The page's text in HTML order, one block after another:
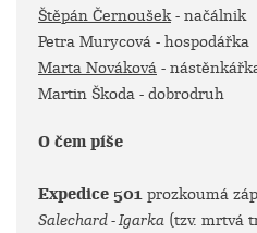
Štěpán Černoušek- načálnik
Petra Murycová - hospodářka
Marta Nováková -
Martin Škoda - dobrodruh
O čem píše
Expedice 501 prozkoumá
Salechard - Igarka (tzv. mrtvá